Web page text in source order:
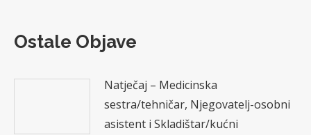
Ostale Objave
Natječaj – Medicinska
sestra/tehničar, Njegovatelj-osobni
asistent i Skladištar/kućni